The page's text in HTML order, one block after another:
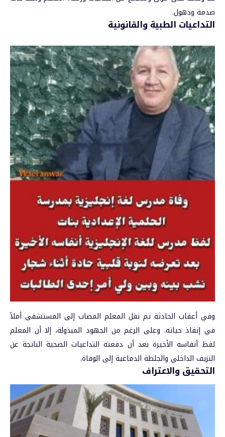
صدمة وذهول.
التداعيات الطبية والقانونية
وفي أعقاب الحادثة تم نقل المعلم المصاب إلى المستشفى أملاً
في إنقاذ حياته. وعلى الرغم من الجهود المبذولة، إلا أن المعلم
لفظ أنفاسه الأخيرة بعد أن دفعته التداعيات الصحية الناتجة عن
النزيف الداخلي والجلطة الدماغية إلى الوفاة.
التحقيق والاعتراف